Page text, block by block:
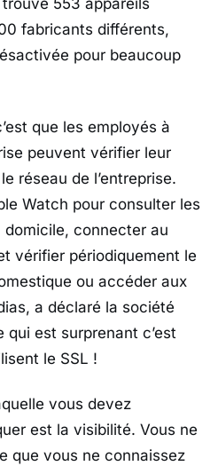
trouvé 553 appareils
fabricants différents,
pour beaucoup
que les employés à
peuvent vérifier leur
réseau de l’entreprise.
Watch pour consulter les
connecter au
vérifier périodiquement le
ou accéder aux
a déclaré la société
est surprenant c’est
le SSL !
vous devez
est la visibilité. Vous ne
que vous ne connaissez